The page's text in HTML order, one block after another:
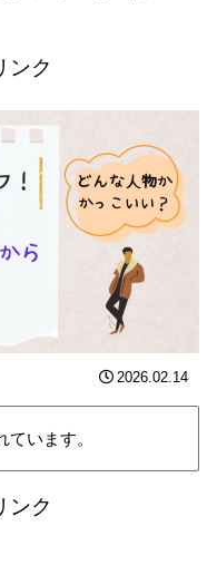
ンク
2026.02.14
います。
ンク